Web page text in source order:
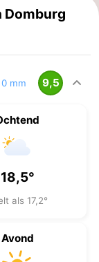
Domburg
0 mm 9,5
18,5°
als 17,2°
Avond